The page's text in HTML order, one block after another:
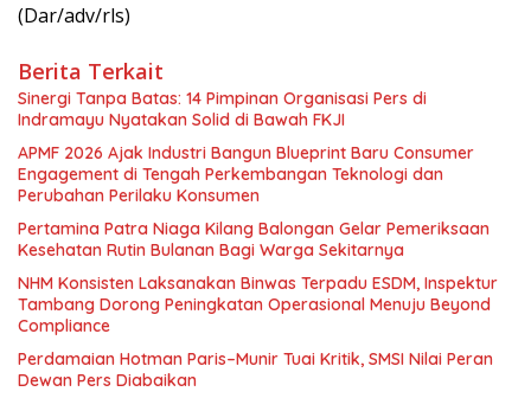
(Dar/adv/rls)
Berita Terkait
Sinergi Tanpa Batas: 14 Pimpinan Organisasi Pers di
Indramayu Nyatakan Solid di Bawah FKJI
APMF 2026 Ajak Industri Bangun Blueprint Baru Consumer
Engagement di Tengah Perkembangan Teknologi dan
Perubahan Perilaku Konsumen
Pertamina Patra Niaga Kilang Balongan Gelar Pemeriksaan
Kesehatan Rutin Bulanan Bagi Warga Sekitarnya
NHM Konsisten Laksanakan Binwas Terpadu ESDM, Inspektur
Tambang Dorong Peningkatan Operasional Menuju Beyond
Compliance
Perdamaian Hotman Paris–Munir Tuai Kritik, SMSI Nilai Peran
Dewan Pers Diabaikan